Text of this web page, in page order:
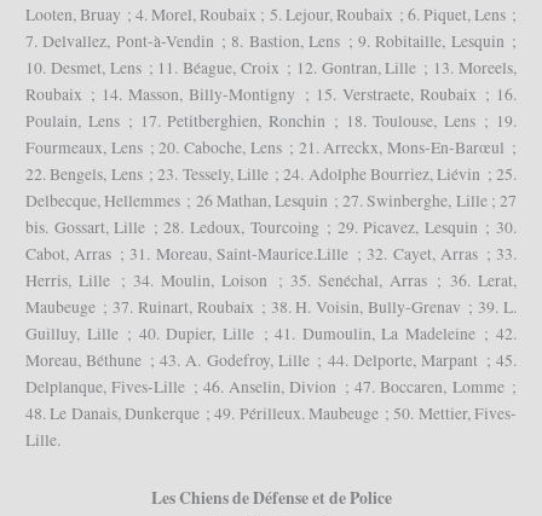
Looten, Bruay ; 4. Morel, Roubaix ; 5. Lejour, Roubaix ; 6. Piquet, Lens ;
7. Delvallez, Pont-à-Vendin ; 8. Bastion, Lens ; 9. Robitaille, Lesquin ;
10. Desmet, Lens ; 11. Béague, Croix ; 12. Gontran, Lille ; 13. Moreels,
Roubaix ; 14. Masson, Billy-Montigny ; 15. Verstraete, Roubaix ; 16.
Poulain, Lens ; 17. Petitberghien, Ronchin ; 18. Toulouse, Lens ; 19.
Fourmeaux, Lens ; 20. Caboche, Lens ; 21. Arreckx, Mons-En-Barœul ;
22. Bengels, Lens ; 23. Tessely, Lille ; 24. Adolphe Bourriez, Liévin ; 25.
Delbecque, Hellemmes ; 26 Mathan, Lesquin ; 27. Swinberghe, Lille ; 27
bis. Gossart, Lille ; 28. Ledoux, Tourcoing ; 29. Picavez, Lesquin ; 30.
Cabot, Arras ; 31. Moreau, Saint-Maurice.Lille ; 32. Cayet, Arras ; 33.
Herris, Lille ; 34. Moulin, Loison ; 35. Senéchal, Arras ; 36. Lerat,
Maubeuge ; 37. Ruinart, Roubaix ; 38. H. Voisin, Bully-Grenav ; 39. L.
Guilluy, Lille ; 40. Dupier, Lille ; 41. Dumoulin, La Madeleine ; 42.
Moreau, Béthune ; 43. A. Godefroy, Lille ; 44. Delporte, Marpant ; 45.
Delplanque, Fives-Lille ; 46. Anselin, Divion ; 47. Boccaren, Lomme ;
48. Le Danais, Dunkerque ; 49. Périlleux. Maubeuge ; 50. Mettier, Fives-
Lille.
Les Chiens de Défense et de Police